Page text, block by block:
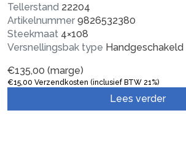
Tellerstand 22204
Artikelnummer 9826532380
Steekmaat 4×108
Versnellingsbak type Handgeschakeld
€135,00 (marge)
€15,00 Verzendkosten (inclusief BTW 21%)
Lees verder